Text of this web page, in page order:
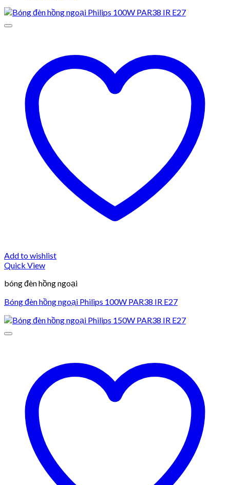
Add to wishlist
Quick View
bóng đèn hồng ngoại
Bóng đèn hồng ngoại Philips 100W PAR38 IR E27